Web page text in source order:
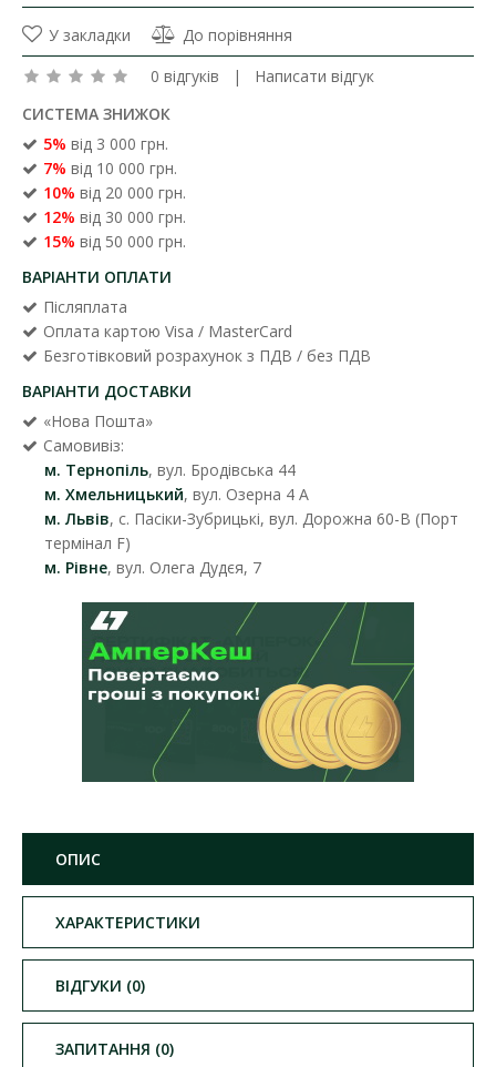
У закладки
До порівняння
0 відгуків | Написати відгук
СИСТЕМА ЗНИЖОК
5% від 3 000 грн.
7% від 10 000 грн.
10% від 20 000 грн.
12% від 30 000 грн.
15% від 50 000 грн.
ВАРІАНТИ ОПЛАТИ
Післяплата
Оплата картою Visa / MasterCard
Безготівковий розрахунок з ПДВ / без ПДВ
ВАРІАНТИ ДОСТАВКИ
«Нова Пошта»
Самовивіз:
м. Тернопіль, вул. Бродівська 44
м. Хмельницький, вул. Озерна 4 А
м. Львів, с. Пасіки-Зубрицькі, вул. Дорожна 60-В (Порт
термінал F)
м. Рівне, вул. Олега Дудєя, 7
ОПИС
ХАРАКТЕРИСТИКИ
ВІДГУКИ (0)
ЗАПИТАННЯ (0)